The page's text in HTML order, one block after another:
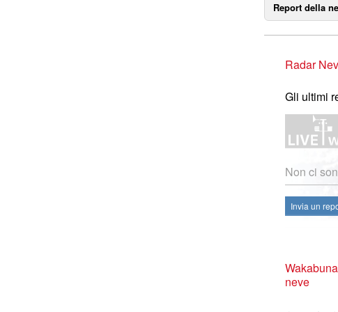
Report della
Radar
Gli ultimi
Non ci
Invia un
neve